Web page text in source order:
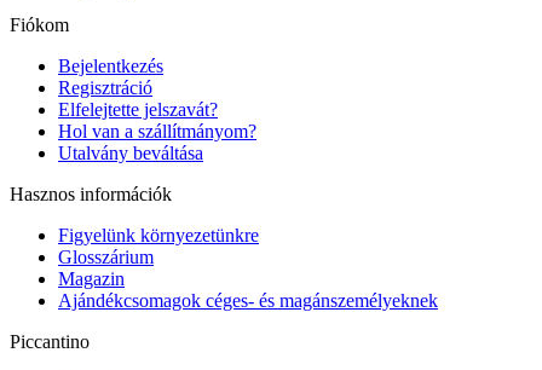
Fiókom
Bejelentkezés
Regisztráció
Elfelejtette jelszavát?
Hol van a szállítmányom?
Utalvány beváltása
Hasznos információk
Figyelünk környezetünkre
Glosszárium
Magazin
Ajándékcsomagok céges- és magánszemélyeknek
Piccantino